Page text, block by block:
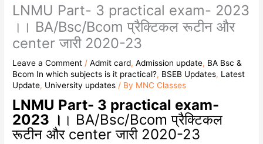
LNMU Part- 3 practical exam- 2023
।। BA/Bsc/Bcom प्रैक्टिकल रूटीन और
center जारी 2020-23
Leave a Comment /Admit card,Admission update, BA Bsc &
Bcom In which subjects is it practical?, BSEB Updates, Latest
Update, University updates / By MNC Classes
LNMU Part- 3 practical exam-
2023 । । BA/Bsc/Bcom प्रैक्टिकल
रूटीन और center जारी 2020-23